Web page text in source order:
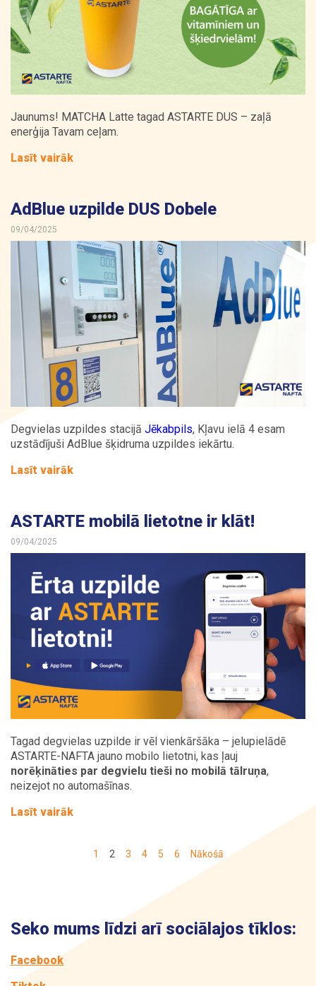
Jaunums! MATCHA Latte tagad ASTARTE DUS – zaļā
enerģija Tavam ceļam.
Lasīt vairāk
AdBlue uzpilde DUS Dobele
09/04/2025
Degvielas uzpildes stacijā Jēkabpils, Kļavu ielā 4 esam
uzstādījuši AdBlue šķidruma uzpildes iekārtu.
Lasīt vairāk
ASTARTE mobilā lietotne ir klāt!
09/04/2025
Tagad degvielas uzpilde ir vēl vienkāršāka – jelupielādē
ASTARTE-NAFTA jauno mobilo lietotni, kas ļauj
norēķināties par degvielu tieši no mobilā tālruņa,
neizejot no automašīnas.
Lasīt vairāk
1 2 3 4 5 6 Nākošā
Seko mums līdzi arī sociālajos tīklos:
Facebook